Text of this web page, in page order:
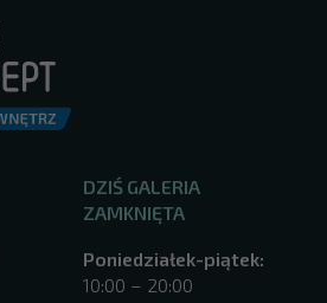
DZIŚ GALERIA
ZAMKNIĘTA
Poniedziałek-piątek:
10:00 – 20:00